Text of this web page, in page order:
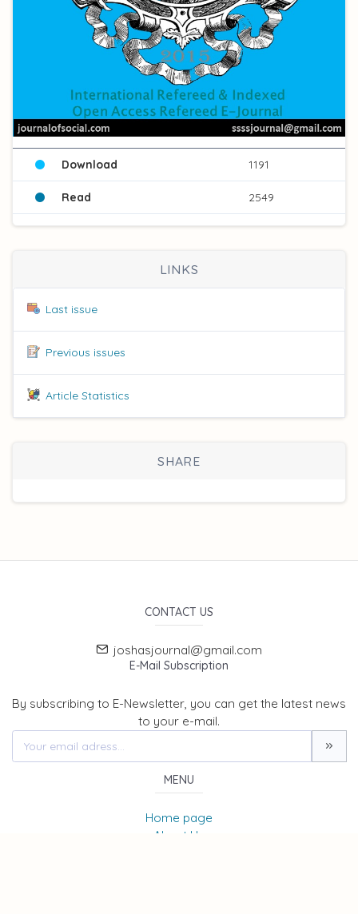
Download 1191
Read 2549
LINKS
Last issue
Previous issues
Article Statistics
SHARE
CONTACT US
joshasjournal@gmail.com
E-Mail Subscription
By subscribing to E-Newsletter, you can get the latest news
to your e-mail.
MENU
Home page
About Us